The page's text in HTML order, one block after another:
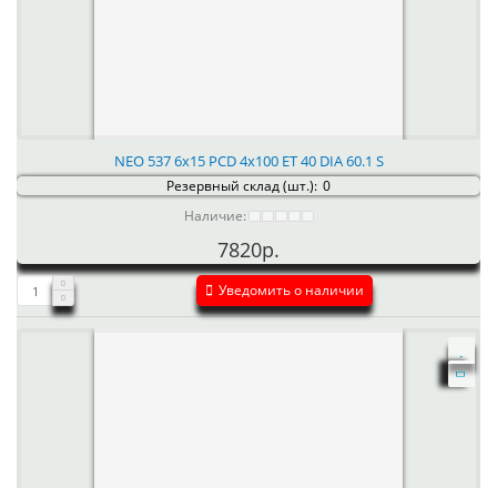
NEO 537 6x15 PCD 4x100 ET 40 DIA 60.1 S
Резервный склад (шт.): 0
Наличие:
7820р.
Уведомить о наличии